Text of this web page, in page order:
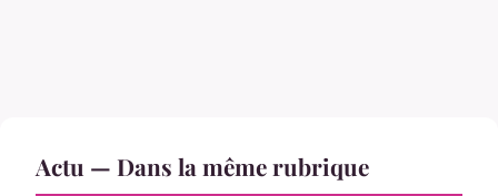
Actu — Dans la même rubrique